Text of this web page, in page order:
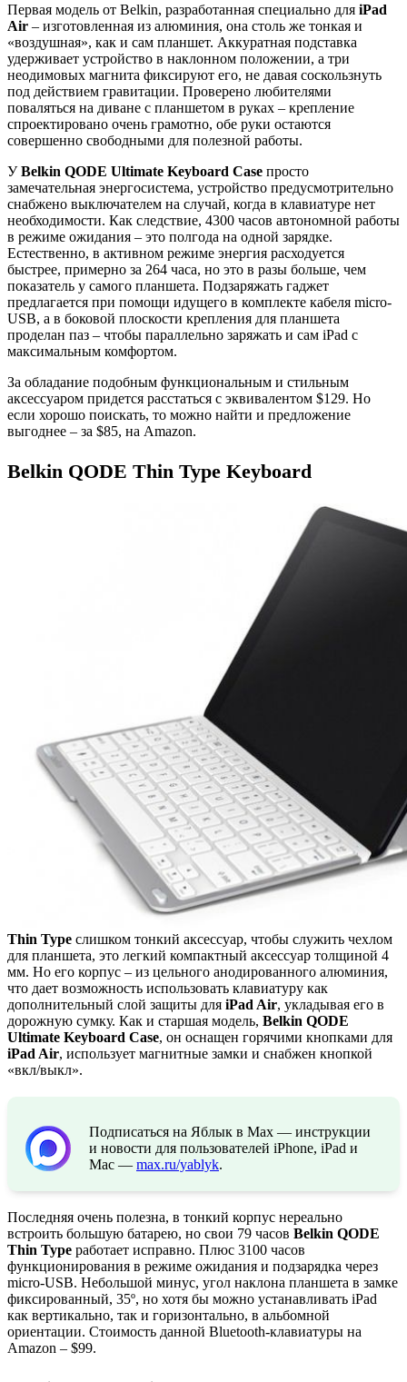
Первая модель от Belkin, разработанная специально для iPad
Air – изготовленная из алюминия, она столь же тонкая и
«воздушная», как и сам планшет. Аккуратная подставка
удерживает устройство в наклонном положении, а три
неодимовых магнита фиксируют его, не давая соскользнуть
под действием гравитации. Проверено любителями
поваляться на диване с планшетом в руках – крепление
спроектировано очень грамотно, обе руки остаются
совершенно свободными для полезной работы.
УBelkin QODE Ultimate Keyboard Case просто
замечательная энергосистема, устройство предусмотрительно
снабжено выключателем на случай, когда в клавиатуре нет
необходимости. Как следствие, 4300 часов автономной работы
в режиме ожидания – это полгода на одной зарядке.
Естественно, в активном режиме энергия расходуется
быстрее, примерно за 264 часа, но это в разы больше, чем
показатель у самого планшета. Подзаряжать гаджет
предлагается при помощи идущего в комплекте кабеля micro-
USB, а в боковой плоскости крепления для планшета
проделан паз – чтобы параллельно заряжать и сам iPad с
максимальным комфортом.
За обладание подобным функциональным и стильным
аксессуаром придется расстаться с эквивалентом $129. Но
если хорошо поискать, то можно найти и предложение
выгоднее – за $85, на Amazon.
Belkin QODE Thin Type Keyboard
Thin Type слишком тонкий аксессуар, чтобы служить чехлом
для планшета, это легкий компактный аксессуар толщиной 4
мм. Но его корпус – из цельного анодированного алюминия,
что дает возможность использовать клавиатуру как
дополнительный слой защиты для iPad Air, укладывая его в
дорожную сумку. Как и старшая модель, Belkin QODE
Ultimate Keyboard Case, он оснащен горячими кнопками для
iPad Air, использует магнитные замки и снабжен кнопкой
«вкл/выкл».
Подписаться на Яблык в Max — инструкции
и новости для пользователей iPhone, iPad и
Mac — max.ru/yablyk.
Последняя очень полезна, в тонкий корпус нереально
встроить большую батарею, но свои 79 часов Belkin QODE
Thin Type работает исправно. Плюс 3100 часов
функционирования в режиме ожидания и подзарядка через
micro-USB. Небольшой минус, угол наклона планшета в замке
фиксированный, 35º, но хотя бы можно устанавливать iPad
как вертикально, так и горизонтально, в альбомной
ориентации. Стоимость данной Bluetooth-клавиатуры на
Amazon – $99.